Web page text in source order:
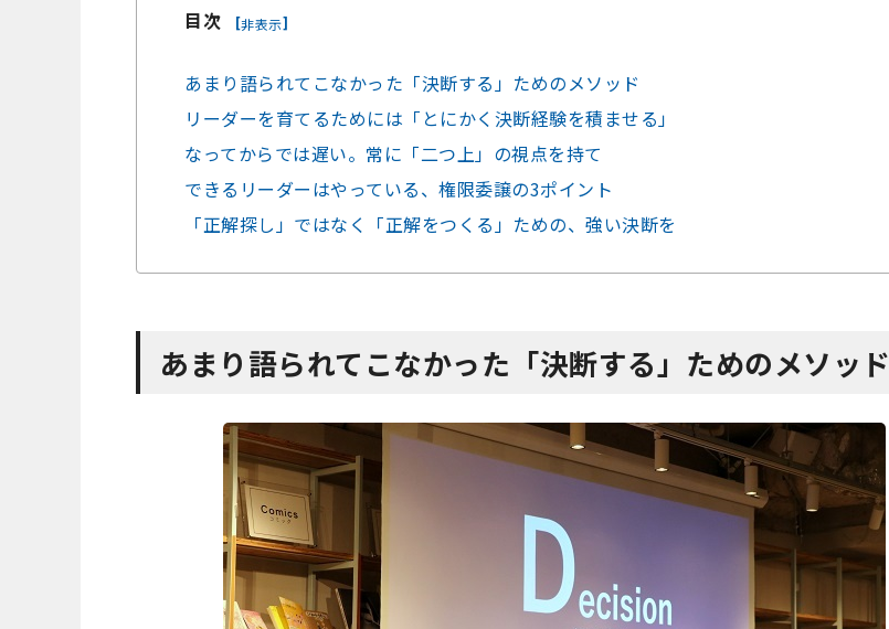
目次 [非表示]
あまり語られてこなかった「決断する」ためのメソッド
リーダーを育てるためには「とにかく決断経験を積ませる」
なってからでは遅い。常に「二つ上」の視点を持て
できるリーダーはやっている、権限委譲の3ポイント
「正解探し」ではなく「正解をつくる」ための、強い決断を
あまり語られてこなかった「決断する」ためのメソッド